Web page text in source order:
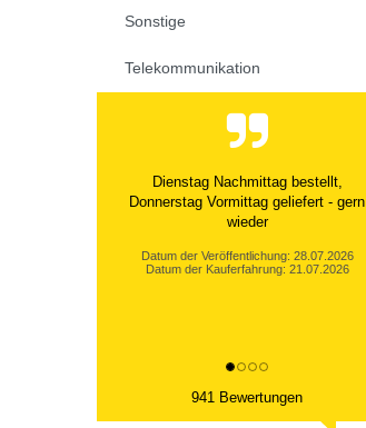
Sonstige
Telekommunikation
Dienstag Nachmittag bestellt,
Donnerstag Vormittag geliefert - gern
wieder
Datum der Veröffentlichung: 28.07.2026
Datum der Kauferfahrung: 21.07.2026
941 Bewertungen